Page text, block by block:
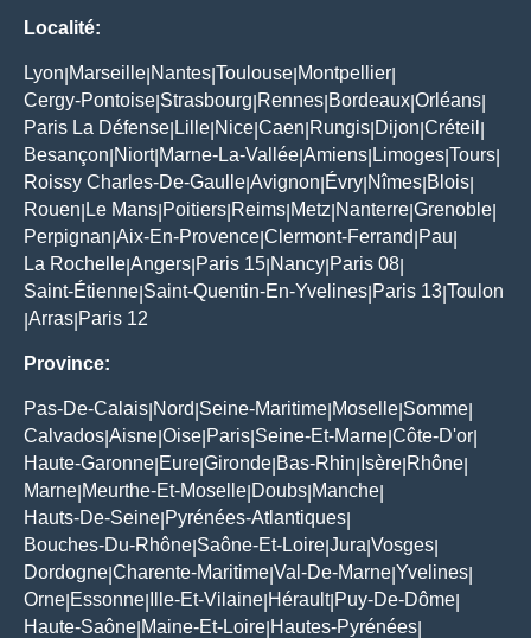
Localité:
Lyon Marseille Nantes Toulouse Montpellier
Cergy-Pontoise Strasbourg Rennes Bordeaux Orléans
Paris La Défense Lille Nice Caen Rungis Dijon Créteil
Besançon Niort| Marne-La-Vallée Amiens Limoges Tours
Roissy Charles-De-Gaulle Avignon Évry Nîmes Blois
Rouen Le Mans Poitiers Reims Metz Nanterre Grenoble
Perpignan Aix-En-Provence Clermont-Ferrand Pau
La Rochelle Angers Paris 15 Nancy Paris 08
Saint-Étienne Saint-Quentin-En-Yvelines Paris 13 Toulon
Arras Paris 12
Province:
Pas-De-Calais Nord Seine-Maritime Moselle Somme
Calvados Aisne Oise Paris Seine-Et-Marne Côte-D'or
Haute-Garonne Eure Gironde Bas-Rhin Isère Rhône
Marne Meurthe-Et-Moselle Doubs Manche
Hauts-De-Seine Pyrénées-Atlantiques
Bouches-Du-Rhône Saône-Et-Loire Jura Vosges
Dordogne Charente-Maritime Val-De-Marne Yvelines
Orne Essonne Ille-Et-Vilaine Hérault| Puy-De-Dôme
Haute-Saône Maine-Et-Loire Hautes-Pyrénées